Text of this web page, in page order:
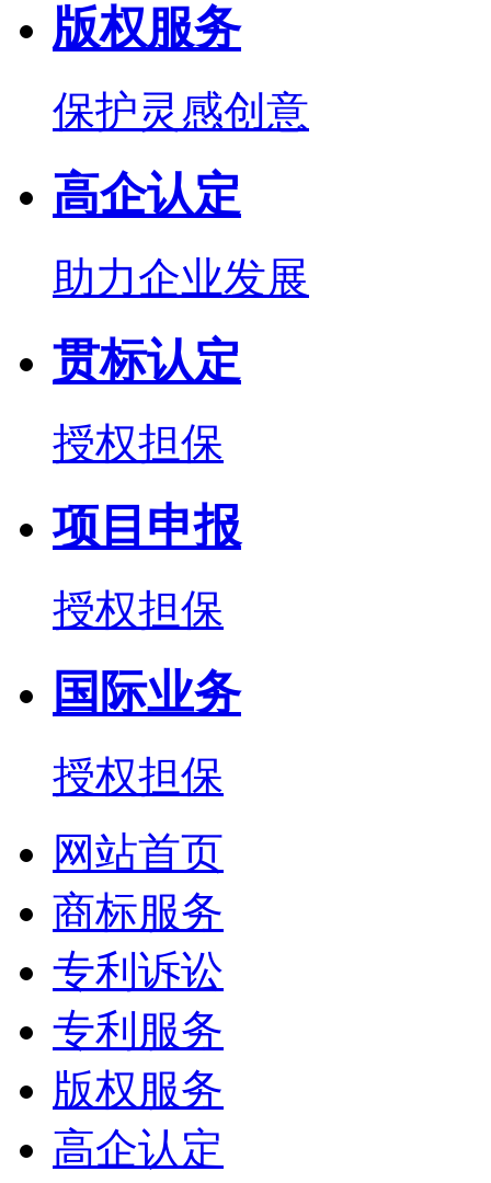
版权服务
保护灵感创意
高企认定
助力企业发展
贯标认定
授权担保
项目申报
授权担保
国际业务
授权担保
网站首页
商标服务
专利诉讼
专利服务
版权服务
高企认定